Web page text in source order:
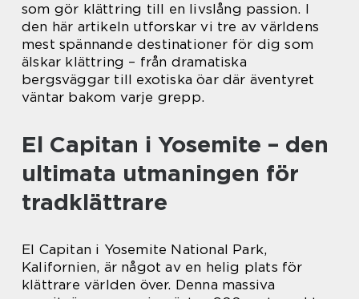
som gör klättring till en livslång passion. I
den här artikeln utforskar vi tre av världens
mest spännande destinationer för dig som
älskar klättring – från dramatiska
bergsväggar till exotiska öar där äventyret
väntar bakom varje grepp.
El Capitan i Yosemite – den
ultimata utmaningen för
tradklättrare
El Capitan i Yosemite National Park,
Kalifornien, är något av en helig plats för
klättrare världen över. Denna massiva